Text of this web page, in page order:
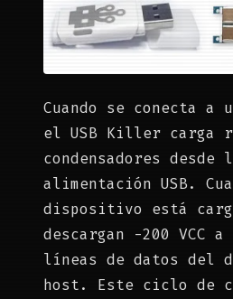
Cuando se conecta
el USB Killer carga
condensadores
alimentación USB.
dispositivo está
descargan -200 VCC
líneas de datos del
host. Este ciclo de